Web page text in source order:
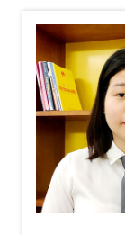
mình.